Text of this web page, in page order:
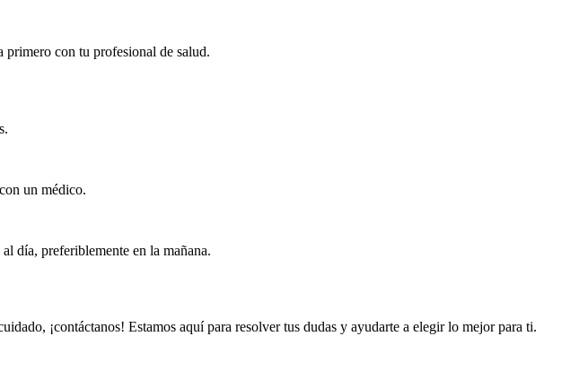
con tu profesional de salud.
un médico.
día, preferiblemente en la mañana.
¡contáctanos! Estamos aquí para resolver tus dudas y ayudarte a elegir lo mejor para ti.